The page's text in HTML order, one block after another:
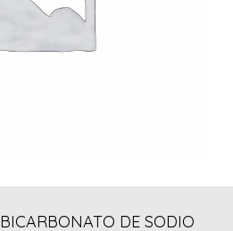
BICARBONATO DE SODIO